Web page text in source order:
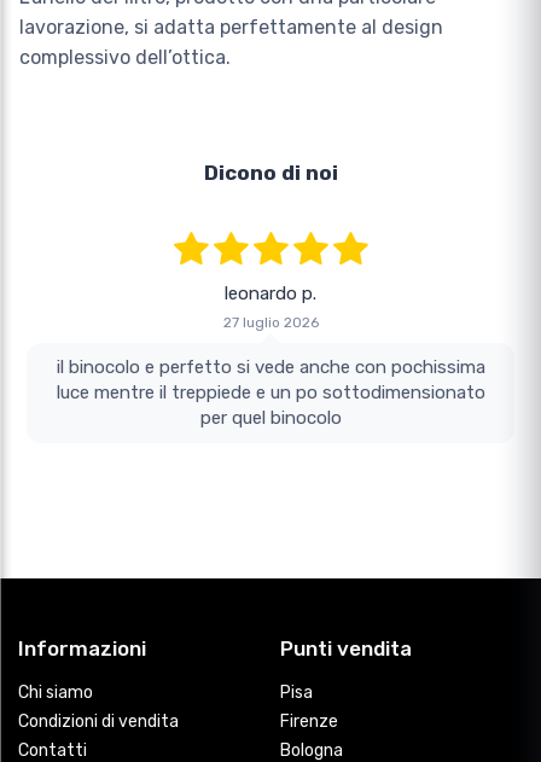
lavorazione, si adatta perfettamente al design
complessivo dell’ottica.
Dicono di noi
leonardo p.
27 luglio 2026
il binocolo e perfetto si vede anche con pochissima
luce mentre il treppiede e un po sottodimensionato
per quel binocolo
Informazioni
Chi siamo
Condizioni di vendita
Contatti
Punti vendita
Pisa
Firenze
Bologna